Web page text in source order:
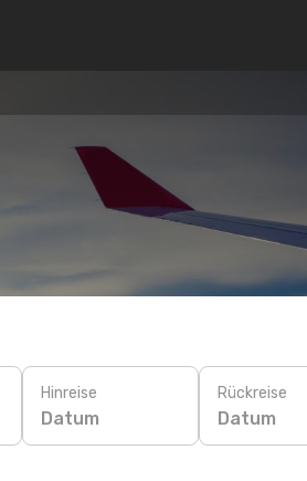
Hinreise
Datum
Rückreise
Datum